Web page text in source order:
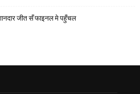
जीत सँ फाइनल मे पहुँचल